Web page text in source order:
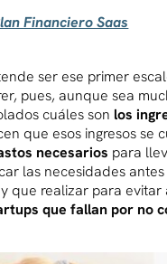
Financiero Saas
ser ese primer
pues, aunque sea
cuáles son los
que esos ingresos se
necesarios para
las necesidades
que realizar para evitar
que fallan por no